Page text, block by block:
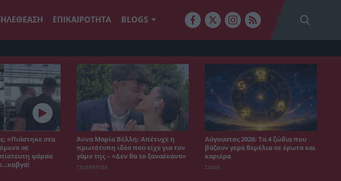
ΕΠΙΚΑΙΡΟΤΗΤΑ BLOGS
«Πιάστηκε στα
σε
φάρσα
Άννα Μαρία Βέλλη: Απέτυχε η
πρωτότυπη ιδέα που είχε για τον
γάμο της – «Δεν θα το ξαναέκανα»
CELEBRITIES
Αύγουστος 2026: Τα 4 ζώδια που
βάζουν γερά θεμέλια σε έρωτα και
καριέρα
ΖΩΔΙΑ